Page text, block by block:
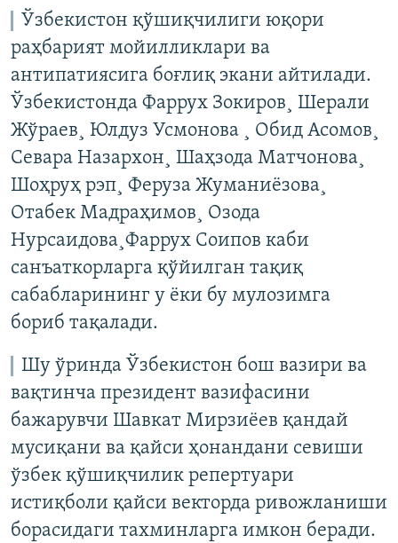
Ўзбекистон қўшиқчилиги юқори
раҳбарият мойилликлари ва
антипатиясига боғлиқ экани айтилади.
Ўзбекистонда Фаррух Зокиров¸ Шерали
Жўраев¸ Юлдуз Усмонова ¸ Обид Асомов¸
Севара Назархон¸ Шаҳзода Матчонова¸
Шоҳруҳ рэп¸ Феруза Жуманиёзова¸
Отабек Мадраҳимов¸ Озода
Нурсаидова¸Фаррух Соипов каби
санъаткорларга қўйилган тақиқ
сабабларининг у ëки бу мулозимга
бориб тақалaди.
Шу ўринда Ўзбекистон бош вазири ва
вақтинча президент вазифасини
бажарувчи Шавкат Мирзиёев қандай
мусиқани ва қайси ҳонандани севиши
ўзбек қўшиқчилик репертуари
истиқболи қайси векторда ривожланиши
борасидаги тахминларга имкон беради.